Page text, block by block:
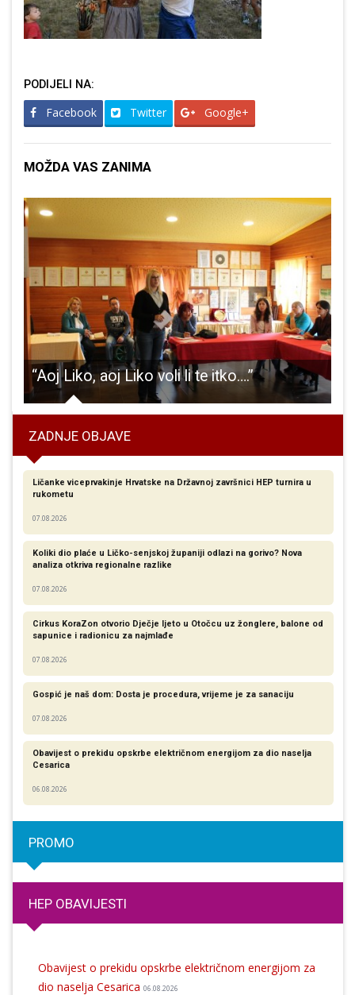
PODIJELI NA:
Facebook Twitter Google+
MOŽDA VAS ZANIMA
“Aoj Liko, aoj Liko voli li te itko….”
ZADNJE OBJAVE
Ličanke viceprvakinje Hrvatske na Državnoj završnici HEP turnira u
rukometu
07.08.2026
Koliki dio plaće u Ličko-senjskoj županiji odlazi na gorivo? Nova
analiza otkriva regionalne razlike​
07.08.2026
Cirkus KoraZon otvorio Dječje ljeto u Otočcu uz žonglere, balone od
sapunice i radionicu za najmlađe
07.08.2026
Gospić je naš dom: Dosta je procedura, vrijeme je za sanaciju
07.08.2026
Obavijest o prekidu opskrbe električnom energijom za dio naselja
Cesarica
06.08.2026
PROMO
HEP OBAVIJESTI
Obavijest o prekidu opskrbe električnom energijom za
dio naselja Cesarica 06.08.2026